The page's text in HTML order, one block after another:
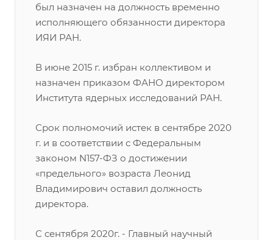
был назначен на должность временно
исполняющего обязанности директора
ИЯИ РАН.
В июне 2015 г. избран коллективом и
назначен приказом ФАНО директором
Института ядерных исследований РАН.
Срок полномочий истек в сентябре 2020
г. и в соответствии с Федеральным
законом N157-ФЗ о достижении
«предельного» возраста Леонид
Владимирович оставил должность
директора.
С сентября 2020г. - Главный научный